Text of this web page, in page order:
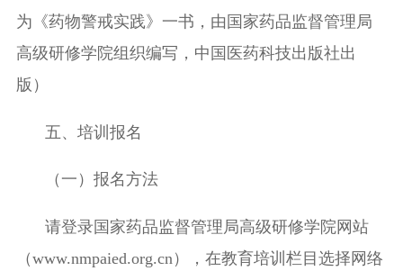
为《药物警戒实践》一书，由国家药品监督管理局
高级研修学院组织编写，中国医药科技出版社出
版）
五、培训报名
（一）报名方法
请登录国家药品监督管理局高级研修学院网站
（www.nmpaied.org.cn），在教育培训栏目选择网络